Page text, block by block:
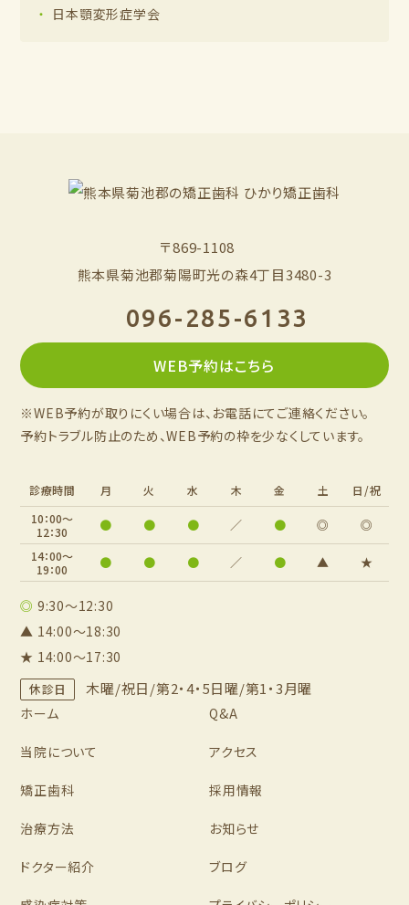
日本顎変形症学会
〒869-1108
熊本県菊池郡菊陽町光の森4丁目3480-3
096-285-6133
WEB予約はこちら
※WEB予約が取りにくい場合は、お電話にてご連絡ください。
予約トラブル防止のため、WEB予約の枠を少なくしています。
診療時間 月 火 水 木 金 土
日/祝
10：00～
12：30
● ● ● ／ ● ◎ ◎
14：00～
19：00
● ● ● ／ ● ▲ ★
◎ 9:30～12:30
▲ 14:00～18:30
★ 14:00～17:30
休診日 木曜/祝日/第2・4・5日曜/第1・3月曜
ホーム
当院について
矯正歯科
治療方法
ドクター紹介
Q&A
アクセス
採用情報
お知らせ
ブログ